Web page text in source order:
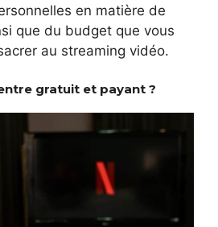
en matière de
que du budget que vous
au streaming vidéo.
gratuit et payant ?